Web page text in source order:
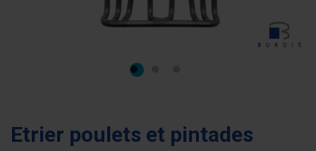
Etrier poulets et pintades